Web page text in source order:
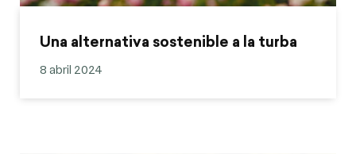
Una alternativa sostenible a la turba
8 abril 2024